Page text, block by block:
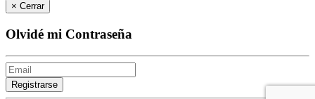
× Cerrar
Olvidé mi Contraseña
Registrarse